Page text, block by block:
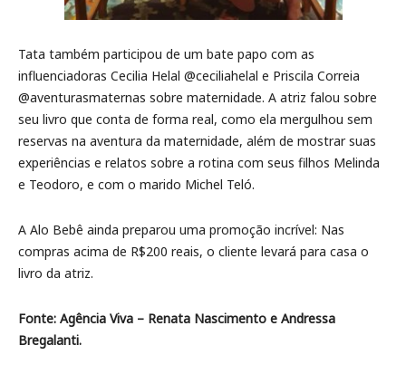
Tata também participou de um bate papo com as
influenciadoras Cecilia Helal @ceciliahelal e Priscila Correia
@aventurasmaternas sobre maternidade. A atriz falou sobre
seu livro que conta de forma real, como ela mergulhou sem
reservas na aventura da maternidade, além de mostrar suas
experiências e relatos sobre a rotina com seus filhos Melinda
e Teodoro, e com o marido Michel Teló.
A Alo Bebê ainda preparou uma promoção incrível: Nas
compras acima de R$200 reais, o cliente levará para casa o
livro da atriz.
Fonte: Agência Viva – Renata Nascimento e Andressa
Bregalanti.